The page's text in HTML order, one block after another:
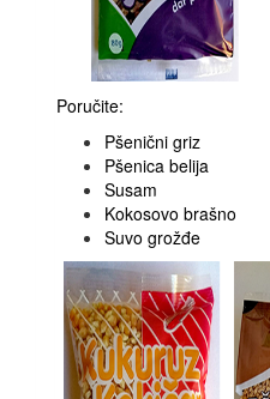
Poručite:
Pšenični griz
Pšenica belija
Susam
Kokosovo brašno
Suvo grožđe